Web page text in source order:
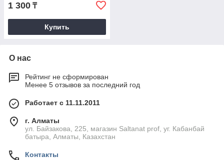
1 300 ₸
Купить
О нас
Рейтинг не сформирован
Менее 5 отзывов за последний год
Работает с 11.11.2011
г. Алматы
ул. Байзакова, 225, магазин Saltanat prof, уг. Кабанбай
батыра, Алматы, Казахстан
Контакты